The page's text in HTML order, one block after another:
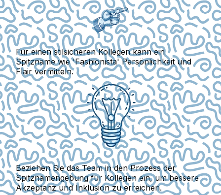
Für einen stilsicheren Kollegen kann ein
Spitzname wie 'Fashionista' Persönlichkeit und
Flair vermitteln.
Beziehen Sie das Team in den Prozess der
Spitznamengebung für Kollegen ein, um bessere
Akzeptanz und Inklusion zu erreichen.